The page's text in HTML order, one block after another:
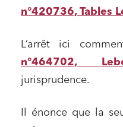
n°420736, Tables
L’arrêt ici
n°464702,
jurisprudence.
Il énonce que la